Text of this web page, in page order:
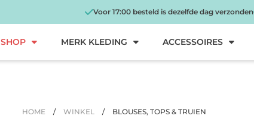
Voor 17:00 besteld is dezelfde dag verzonden
SHOP MERK KLEDING ACCESSOIRES
HOME / WINKEL / BLOUSES, TOPS & TRUIEN